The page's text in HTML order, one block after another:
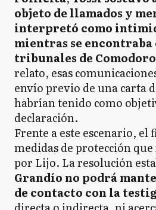
objeto de llamados y
interpretó como
mientras se encontraba
tribunales de
relato, esas
envío previo de una carta
habrían tenido como
declaración.
Frente a este escenario, el
medidas de protección
por Lijo. La resolución
Grandío no podrá
de contacto con la